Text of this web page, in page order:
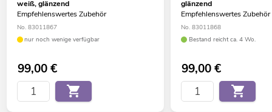
weiß, glänzend
Empfehlenswertes Zubehör
No. 83011867
nur noch wenige verfügbar
99,00€
glänzend
Empfehlenswertes Zubehör
No. 83011868
Bestand reicht ca. 4 Wo.
99,00€